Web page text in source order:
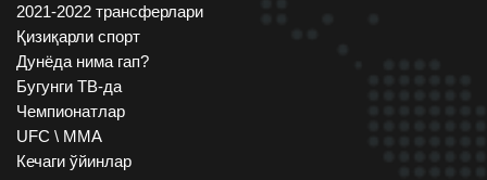
2021-2022 трансферлари
Қизиқарли спорт
Дунёда нима гап?
Бугунги ТВ-да
Чемпионатлар
UFC \ ММА
Кечаги ўйинлар